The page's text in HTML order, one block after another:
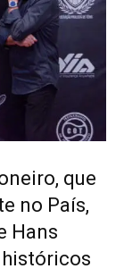
que
no País,
Hans
históricos